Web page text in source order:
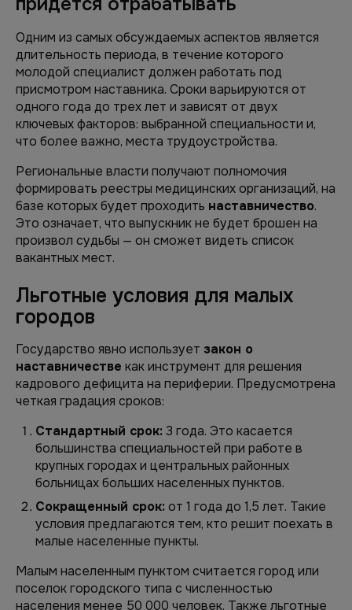
Одним из самых обсуждаемых аспектов является
длительность периода, в течение которого
молодой специалист должен работать под
присмотром наставника. Сроки варьируются от
одного года до трех лет и зависят от двух
ключевых факторов: выбранной специальности и,
что более важно, места трудоустройства.
Региональные власти получают полномочия
формировать реестры медицинских организаций, на
базе которых будет проходить наставничество.
Это означает, что выпускник не будет брошен на
произвол судьбы — он сможет видеть список
вакантных мест.
Льготные условия для малых
городов
Государство явно использует закон о
наставничестве как инструмент для решения
кадрового дефицита на периферии. Предусмотрена
четкая градация сроков:
Стандартный срок: 3 года. Это касается
большинства специальностей при работе в
крупных городах и центральных районных
больницах больших населенных пунктов.
Сокращенный срок: от 1 года до 1,5 лет. Такие
условия предлагаются тем, кто решит поехать в
малые населенные пункты.
Малым населенным пунктом считается город или
поселок городского типа с численностью
населения менее 50 000 человек. Также льготные